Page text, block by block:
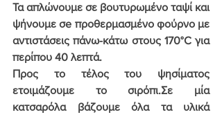
Τα απλώνουμε σε βουτυρωμένο ταψί και
ψήνουμε σe προθερμασμένο φούρνο με
αντιστάσεις πάνω-κάτω στους 170°C για
περίπου 40 λεπτά.
Προς το τέλος του ψησίματος
ετοιμάζουμε το σιρόπι.Σε μία
κατσαρόλα βάζουμε όλα τα υλικά